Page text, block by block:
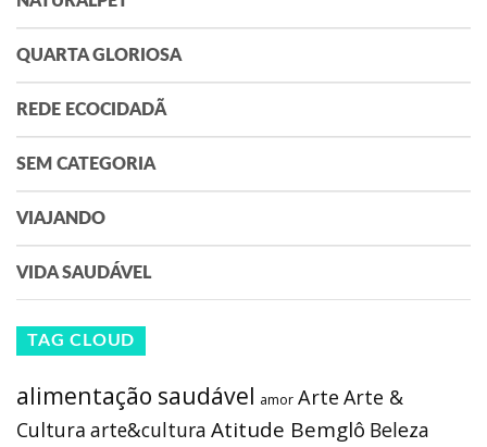
QUARTA GLORIOSA
REDE ECOCIDADÃ
SEM CATEGORIA
VIAJANDO
VIDA SAUDÁVEL
TAG CLOUD
alimentação saudável amor Arte Arte &
Cultura arte&cultura Atitude Bemglô Beleza